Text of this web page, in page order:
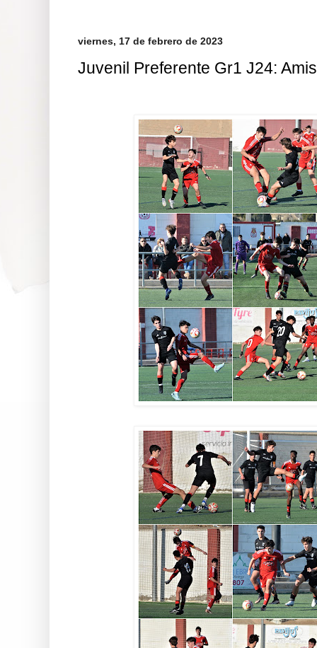
viernes, 17 de febrero de 2023
Juvenil Preferente Gr1 J24: